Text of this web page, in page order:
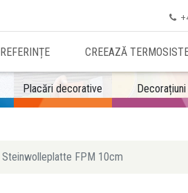

REFERINȚE CREEAZĂ
Placări decorative Decorațiuni
Steinwolleplatte FPM 10cm